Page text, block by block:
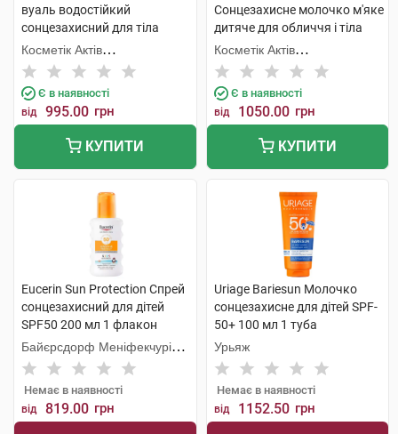
вуаль водостійкий
сонцезахисний для тіла
SPF50 200 мл 1 флакон
Косметік Актів
Інтернаціональ
Є в наявності
від 995.00 грн
КУПИТИ
Сонцезахисне молочко м'яке
дитяче для обличчя і тіла
SPF50 300 мл 1 туба
Косметік Актів
Інтернаціональ
Є в наявності
від 1050.00 грн
КУПИТИ
Eucerin Sun Protection Спрей
сонцезахисний для дітей
SPF50 200 мл 1 флакон
Байєрсдорф Меніфекчурінг
Познань
Немає в наявності
від 819.00 грн
Uriage Bariesun Молочко
сонцезахисне для дітей SPF-
50+ 100 мл 1 туба
Урьяж
Немає в наявності
від 1152.50 грн